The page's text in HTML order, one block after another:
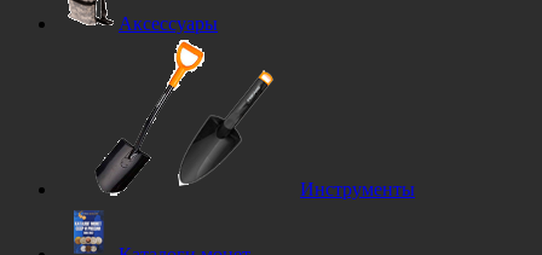
Аксессуары
Инструменты